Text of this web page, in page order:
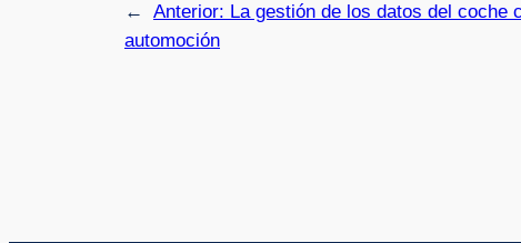
← Anterior: La gestión de los datos del coche
automoción